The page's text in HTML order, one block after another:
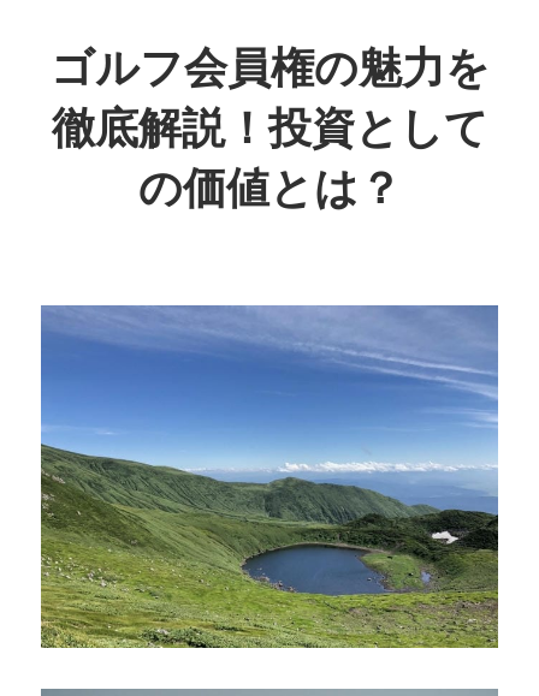
ン
テ
ン
ツ
プ
ゴルフ会員権の魅力を
徹底解説！投資として
の価値とは？
フ
の
を
手
に
入
れ
る、
魅
力